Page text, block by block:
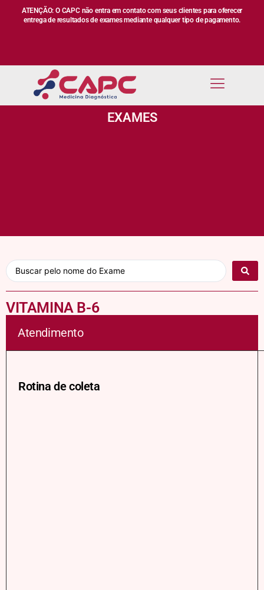
ATENÇÃO: O CAPC não entra em contato com seus clientes para oferecer
entrega de resultados de exames mediante qualquer tipo de pagamento.
EXAMES
VITAMINA B-6
Atendimento
Rotina de coleta